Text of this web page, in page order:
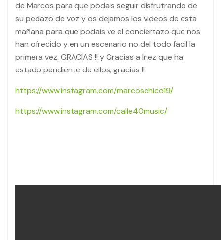
de Marcos para que podais seguir disfrutrando de
su pedazo de voz y os dejamos los videos de esta
mañana para que podais ve el conciertazo que nos
han ofrecido y en un escenario no del todo facil la
primera vez. GRACIAS !! y Gracias a Inez que ha
estado pendiente de ellos, gracias !!
https://www.instagram.com/marcoschico19/
https://www.instagram.com/calle40music/